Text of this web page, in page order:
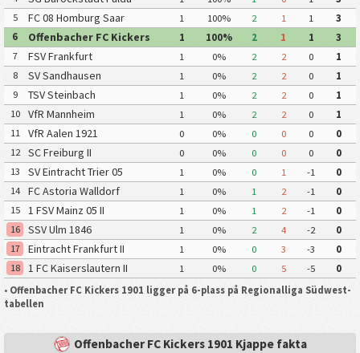
Lehnerz
5
FC 08 Homburg Saar 1 100% 2 1 1
3
6
Offenbacher FC Kickers
1901
1 100% 2 1 1
3
7
FSV Frankfurt 1 0% 2 2 0
1
8
SV Sandhausen 1 0% 2 2 0
1
9
TSV Steinbach 1 0% 2 2 0
1
10
VfR Mannheim 1 0% 2 2 0
1
11
VfR Aalen 1921 0 0% 0 0 0
0
12
SC Freiburg II 0 0% 0 0 0
0
13
SV Eintracht Trier 05 1 0% 0 1 -1
0
14
FC Astoria Walldorf 1 0% 1 2 -1
0
15
1 FSV Mainz 05 II 1 0% 1 2 -1
0
16
SSV Ulm 1846 1 0% 2 4 -2
0
17
Eintracht Frankfurt II 1 0% 0 3 -3
0
18
1 FC Kaiserslautern II 1 0% 0 5 -5
0
• Offenbacher FC Kickers 1901 ligger på 6-plass på Regionalliga Südwest-
tabellen
Offenbacher FC Kickers 1901 Kjappe fakta